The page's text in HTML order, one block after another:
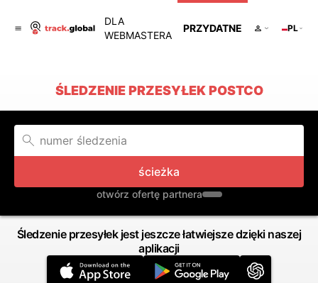
DLA
WEBMASTERA
PRZYDATNE PL
ŚLEDZENIE PRZESYŁEK POSTCO
ścieżka
otwórz ofertę partnera
Śledzenie przesyłek jest jeszcze łatwiejsze dzięki naszej
aplikacji